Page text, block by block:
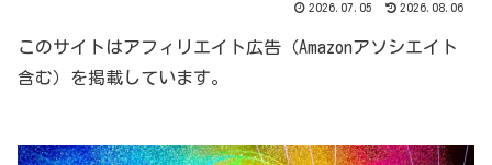
2026.07.05 2026.08.06
このサイトはアフィリエイト広告（Amazonアソシエイト
含む）を掲載しています。